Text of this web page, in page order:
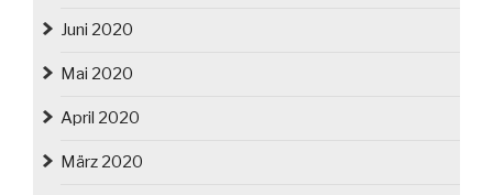
Juni 2020
Mai 2020
April 2020
März 2020